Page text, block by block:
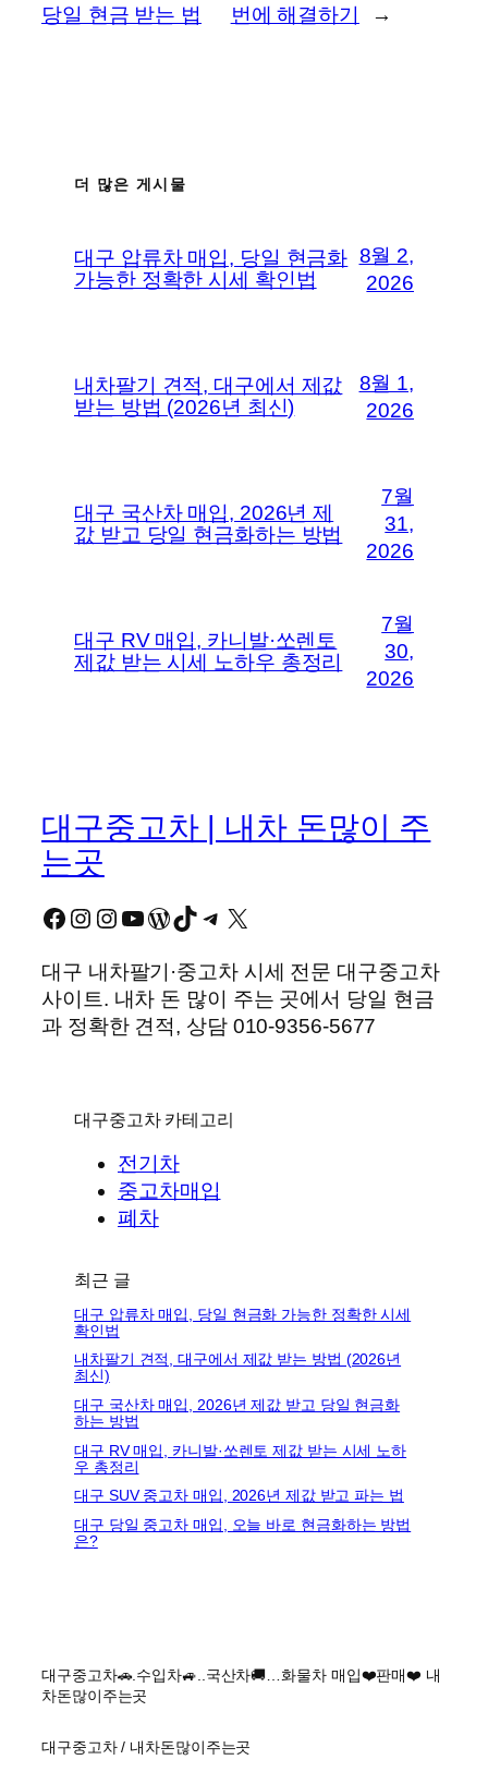
당일 현금 받는 법
번에 해결하기
→
더 많은 게시물
대구 압류차 매입, 당일 현금화
가능한 정확한 시세 확인법
8월 2,
2026
내차팔기 견적, 대구에서 제값
받는 방법 (2026년 최신)
8월 1,
2026
대구 국산차 매입, 2026년 제
값 받고 당일 현금화하는 방법
7월
31,
2026
대구 RV 매입, 카니발·쏘렌토
제값 받는 시세 노하우 총정리
7월
30,
2026
대구중고차 | 내차 돈많이 주
는곳
Facebook Instagram Instagram YouTube 워드프레스TikTok Telegram X
대구 내차팔기·중고차 시세 전문 대구중고차
사이트. 내차 돈 많이 주는 곳에서 당일 현금
과 정확한 견적, 상담 010-9356-5677
대구중고차 카테고리
전기차
중고차매입
폐차
최근 글
대구 압류차 매입, 당일 현금화 가능한 정확한 시세
확인법
내차팔기 견적, 대구에서 제값 받는 방법 (2026년
최신)
대구 국산차 매입, 2026년 제값 받고 당일 현금화
하는 방법
대구 RV 매입, 카니발·쏘렌토 제값 받는 시세 노하
우 총정리
대구 SUV 중고차 매입, 2026년 제값 받고 파는 법
대구 당일 중고차 매입, 오늘 바로 현금화하는 방법
은?
대구중고차🚗.수입차🚙..국산차🚚…화물차 매입❤️판매❤️ 내
차돈많이주는곳
대구중고차 / 내차돈많이주는곳